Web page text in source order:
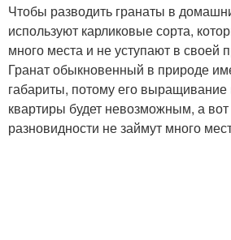
Чтобы разводить гранаты в
используют карликовые сорта,
много места и не уступают в своей
Гранат обыкновенный в природе
габариты, потому его выращивание
квартиры будет невозможным, а
разновидности не займут много